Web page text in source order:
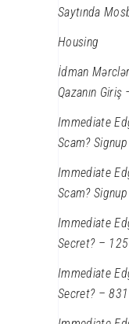
Saytında
Housing
İdman
Qazanın Giriş
Immediate
Scam?
Immediate
Scam?
Immediate
Secret? – 125
Immediate
Secret? – 831